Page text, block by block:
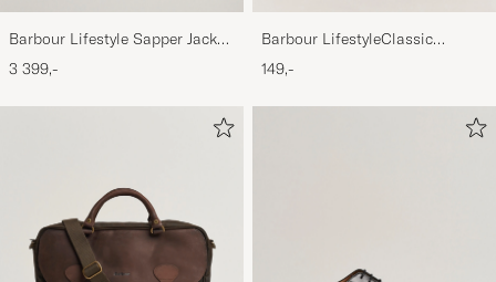
Barbour Lifestyle Sapper Jacket
Black
3 399,-
Barbour LifestyleClassic
Thornproof Dressing
149,-